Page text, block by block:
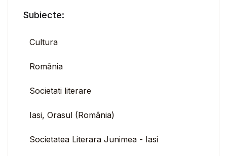
Subiecte:
Cultura
România
Societati literare
Iasi, Orasul (România)
Societatea Literara Junimea - Iasi